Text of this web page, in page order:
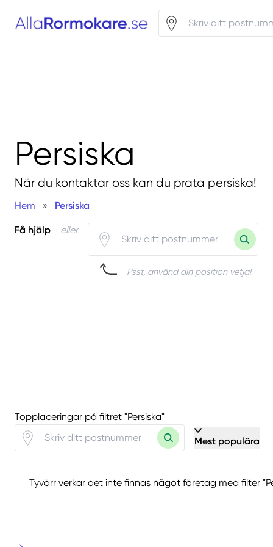
Persiska
När du kontaktar oss kan du prata persiska!
Hem » Persiska
Få hjälp eller
Psst, använd din position vetja!
Topplaceringar på filtret "Persiska"
Mest populära
Tyvärr verkar det inte finnas något företag med filter